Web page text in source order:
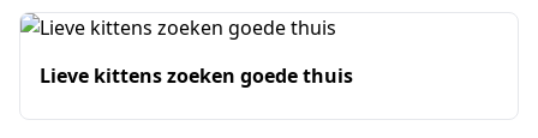
Lieve kittens zoeken goede thuis